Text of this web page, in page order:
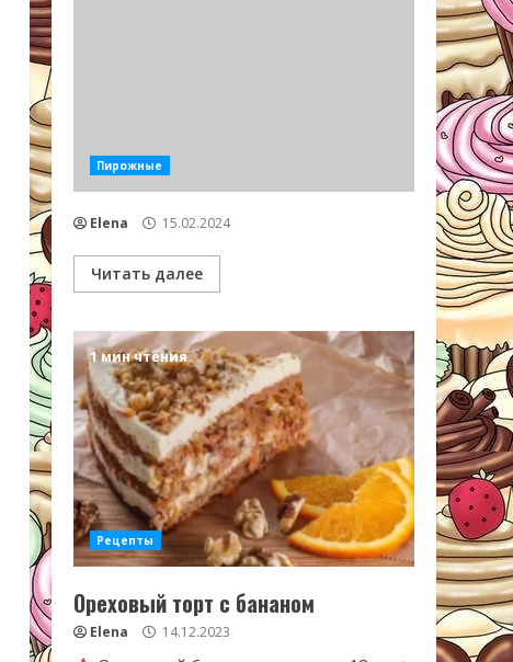
Пирожные
Elena 15.02.2024
Читать далее
1 мин чтения
Рецепты
Ореховый торт с бананом
Elena 14.12.2023